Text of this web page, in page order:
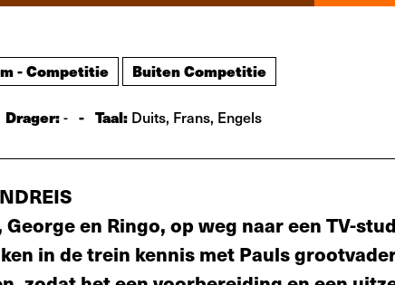
- Competitie Buiten Competitie
Drager:- - Taal: Duits, Frans, Engels
George en Ringo, op weg naar een TV-
in de trein kennis met Pauls